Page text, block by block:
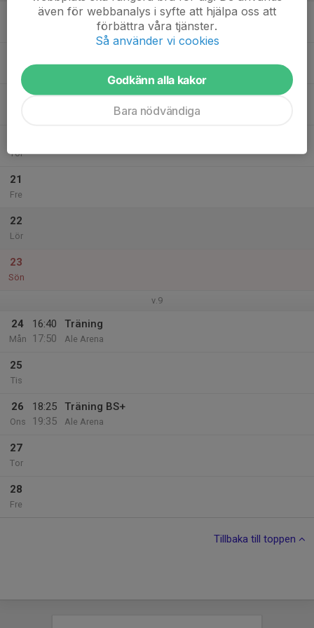
16:40
Träning
Ale Arena
18:25
Träning BS+
Tor
21
Fre
22
Lör
23
Sön
v.9
24
Mån
16:40
17:50
Träning
Ale Arena
25
Tis
26
Ons
18:25
19:35
Träning BS+
Ale Arena
27
Tor
28
Fre
Tillbaka till toppen
även för webbanalys i syfte att hjälpa oss att
förbättra våra tjänster.
Så använder vi cookies
Godkänn alla kakor
Bara nödvändiga